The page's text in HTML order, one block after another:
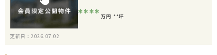
更新日：2026.07.02
**** 万円 **坪